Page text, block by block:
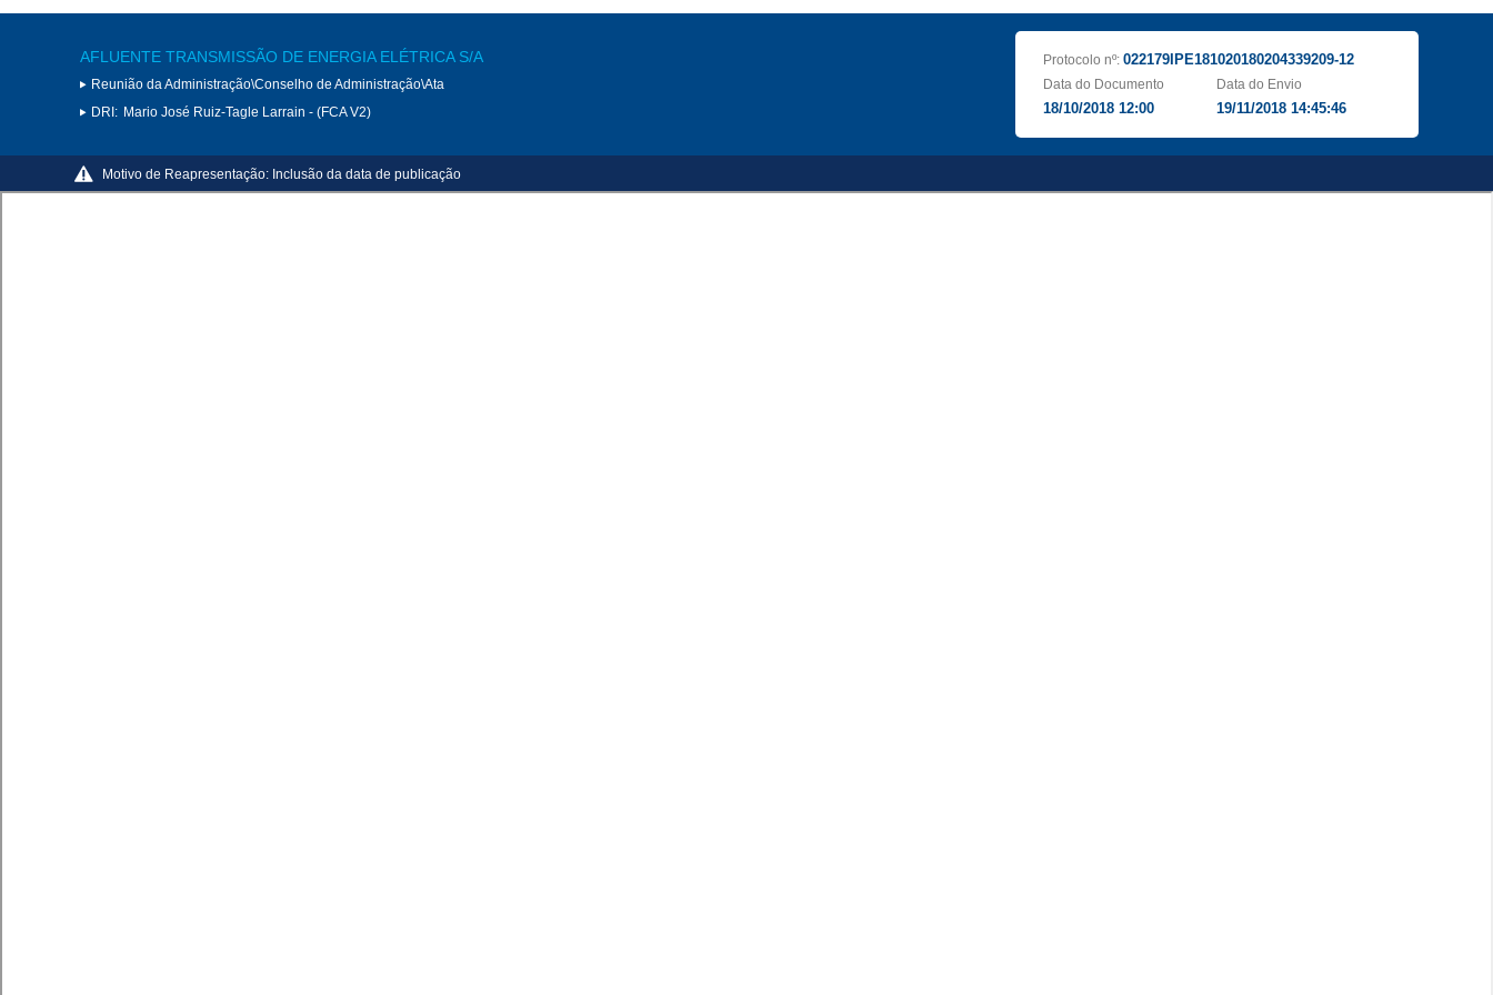
AFLUENTE TRANSMISSÃO DE ENERGIA ELÉTRICA S/A
Reunião da Administração\Conselho de Administração\Ata
DRI: Mario José Ruiz-Tagle Larrain - (FCA V2)
Protocolo nº: 022179IPE181020180204339209-12
Data do Documento
18/10/2018 12:00
Data do Envio
19/11/2018 14:45:46
Motivo de Reapresentação: Inclusão da data de publicação